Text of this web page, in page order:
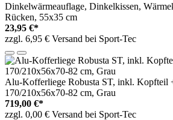
Dinkelwärmeauflage, Dinkelkissen,
Rücken, 55x35 cm
23,95 €*
zzgl. 6,95 € Versand bei Sport-Tec
Alu-Kofferliege Robusta ST, inkl. Kopfteil
170/210x56x70-82 cm, Grau
719,00 €*
zzgl. 0,00 € Versand bei Sport-Tec